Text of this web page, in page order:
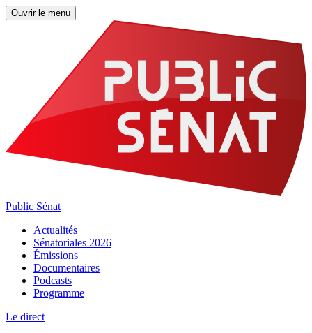
Ouvrir le menu
Public Sénat
Actualités
Sénatoriales 2026
Émissions
Documentaires
Podcasts
Programme
Le direct